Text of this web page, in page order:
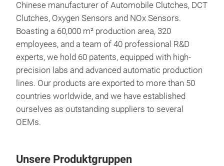
Chinese manufacturer of Automobile Clutches, DCT
Clutches, Oxygen Sensors and NOx Sensors.
Boasting a 60,000 m² production area, 320
employees, and a team of 40 professional R&D
experts, we hold 60 patents, equipped with high-
precision labs and advanced automatic production
lines. Our products are exported to more than 50
countries worldwide, and we have established
ourselves as outstanding suppliers to several
OEMs.
Unsere Produktgruppen